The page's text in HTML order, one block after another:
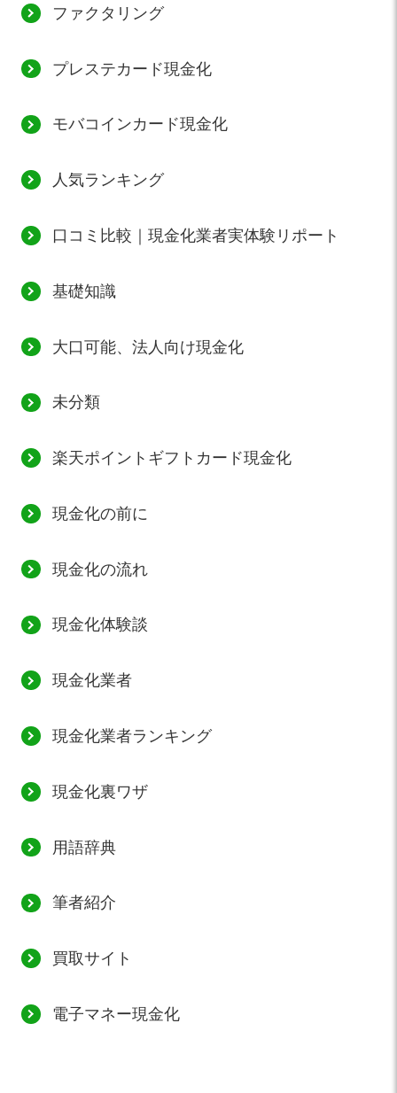
ファクタリング
プレステカード現金化
モバコインカード現金化
人気ランキング
口コミ比較｜現金化業者実体験リポート
基礎知識
大口可能、法人向け現金化
未分類
楽天ポイントギフトカード現金化
現金化の前に
現金化の流れ
現金化体験談
現金化業者
現金化業者ランキング
現金化裏ワザ
用語辞典
筆者紹介
買取サイト
電子マネー現金化